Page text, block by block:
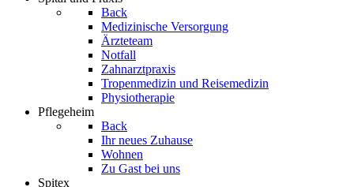
Back
Medizinische Versorgung
Ärzteteam
Notfall
Zahnarztpraxis
Tropenmedizin und Reisemedizin
Physiotherapie
Pflegeheim
Back
Ihr neues Zuhause
Wohnen
Zu Gast bei uns
Spitex